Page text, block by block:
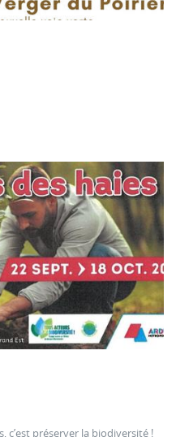
c’est préserver la biodiversité !